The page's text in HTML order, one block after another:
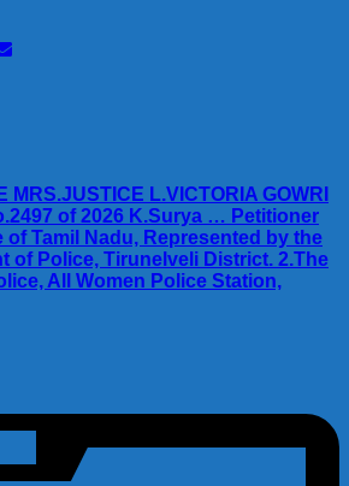
Share
MRS.JUSTICE L.VICTORIA GOWRI
of 2026 K.Surya … Petitioner
of Tamil Nadu, Represented by the
of Police, Tirunelveli District. 2.The
All Women Police Station,